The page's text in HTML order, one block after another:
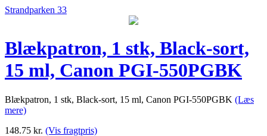
Strandparken 33
Blækpatron, 1 stk, Black-sort,
15 ml, Canon PGI-550PGBK
Blækpatron, 1 stk, Black-sort, 15 ml, Canon PGI-550PGBK (Læs
mere)
148.75 kr. (Vis fragtpris)